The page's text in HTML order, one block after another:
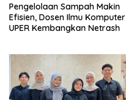
Pengelolaan Sampah Makin
Efisien, Dosen Ilmu Komputer
UPER Kembangkan Netrash